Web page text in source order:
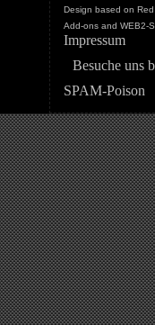
Design based on
Add-ons and WEB2-
Impressum
Besuche uns
SPAM-Poison